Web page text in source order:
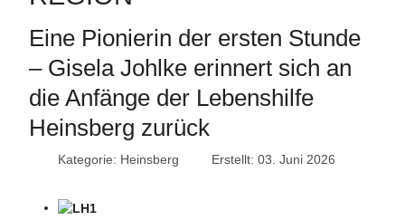
Eine Pionierin der ersten Stunde
– Gisela Johlke erinnert sich an
die Anfänge der Lebenshilfe
Heinsberg zurück
Kategorie: Heinsberg Erstellt: 03. Juni 2026